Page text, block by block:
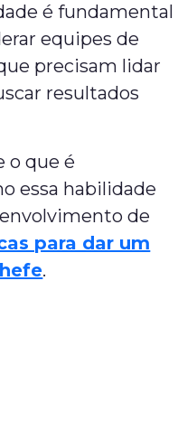
é fundamental
equipes de
precisam lidar
resultados
o que é
essa habilidade
de
para dar um
.